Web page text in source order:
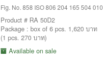
Fig. No. 858 ISO 806 204 165 504 010
Product # RA 50D2
Package : box of 6 pcs. 1,620 บาท
(1 pcs. 270 บาท)
Available on sale